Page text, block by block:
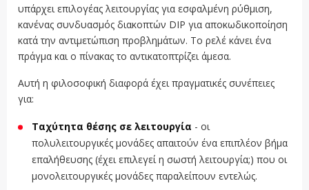
υπάρχει επιλογέας λειτουργίας για εσφαλμένη ρύθμιση,
κανένας συνδυασμός διακοπτών DIP για αποκωδικοποίηση
κατά την αντιμετώπιση προβλημάτων. Το ρελέ κάνει ένα
πράγμα και ο πίνακας το αντικατοπτρίζει άμεσα.
Αυτή η φιλοσοφική διαφορά έχει πραγματικές συνέπειες
για:
Ταχύτητα θέσης σε λειτουργία - οι
πολυλειτουργικές μονάδες απαιτούν ένα επιπλέον βήμα
επαλήθευσης (έχει επιλεγεί η σωστή λειτουργία;) που οι
μονολειτουργικές μονάδες παραλείπουν εντελώς.